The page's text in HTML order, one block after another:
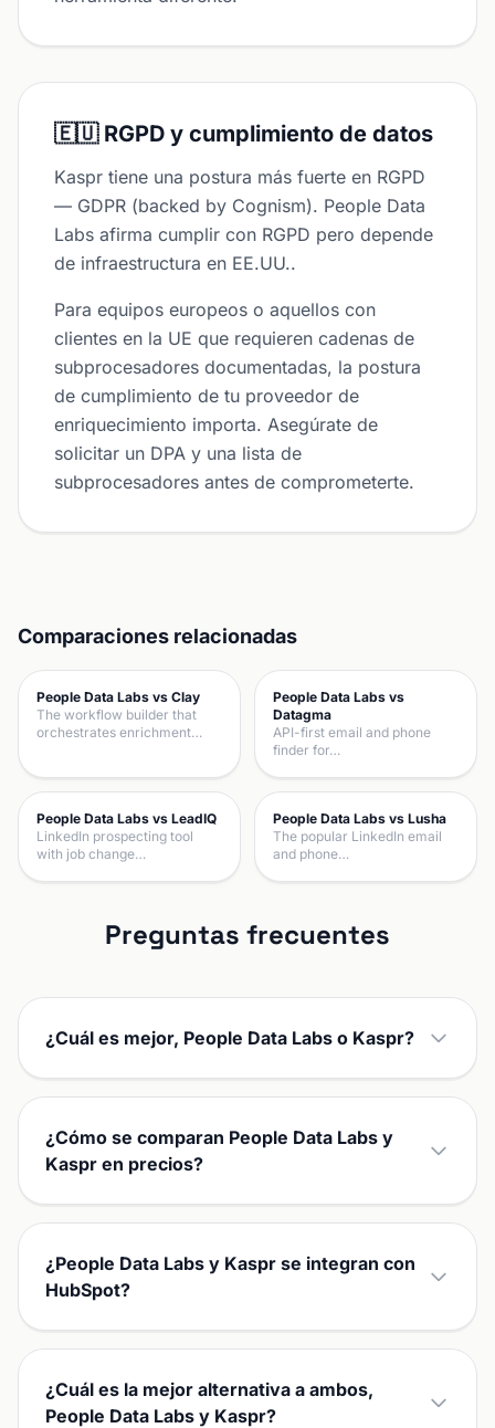
🇪🇺 RGPD y cumplimiento de datos
Kaspr tiene una postura más fuerte en RGPD
— GDPR (backed by Cognism). People Data
Labs afirma cumplir con RGPD pero depende
de infraestructura en EE.UU..
Para equipos europeos o aquellos con
clientes en la UE que requieren cadenas de
subprocesadores documentadas, la postura
de cumplimiento de tu proveedor de
enriquecimiento importa. Asegúrate de
solicitar un DPA y una lista de
subprocesadores antes de comprometerte.
Comparaciones relacionadas
People Data Labs vs Clay
The workflow builder that
orchestrates enrichment…
People Data Labs vs
Datagma
API-first email and phone
finder for…
People Data Labs vs LeadIQ
LinkedIn prospecting tool
with job change…
People Data Labs vs Lusha
The popular LinkedIn email
and phone…
Preguntas frecuentes
¿Cuál es mejor, People Data Labs o Kaspr?
¿Cómo se comparan People Data Labs y
Kaspr en precios?
¿People Data Labs y Kaspr se integran con
HubSpot?
¿Cuál es la mejor alternativa a ambos,
People Data Labs y Kaspr?